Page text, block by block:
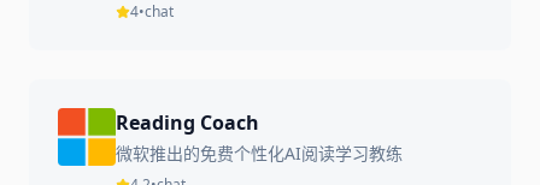
4•chat
Reading Coach
微软推出的免费个性化AI阅读学习教练